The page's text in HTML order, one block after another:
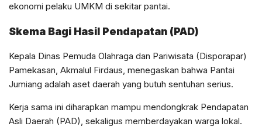
ekonomi pelaku UMKM di sekitar pantai.
Skema Bagi Hasil Pendapatan (PAD)
Kepala Dinas Pemuda Olahraga dan Pariwisata (Disporapar)
Pamekasan, Akmalul Firdaus, menegaskan bahwa Pantai
Jumiang adalah aset daerah yang butuh sentuhan serius.
Kerja sama ini diharapkan mampu mendongkrak Pendapatan
Asli Daerah (PAD), sekaligus memberdayakan warga lokal.